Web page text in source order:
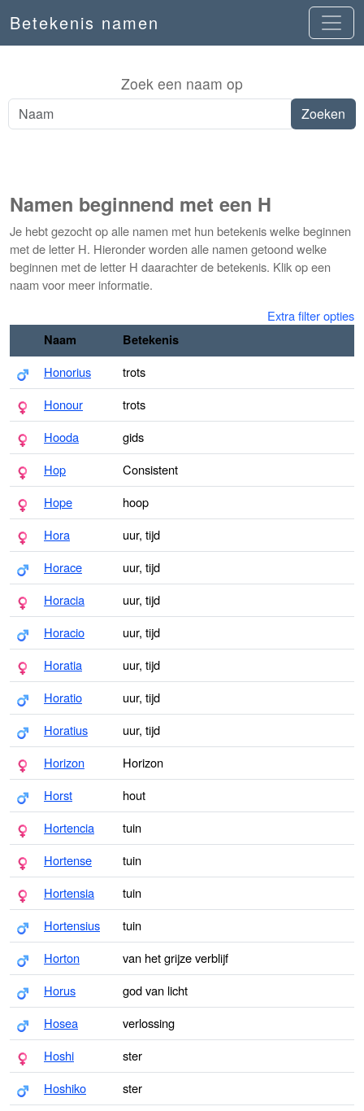
Betekenis namen
Zoek een naam op
Namen beginnend met een H
Je hebt gezocht op alle namen met hun betekenis welke beginnen
met de letter H. Hieronder worden alle namen getoond welke
beginnen met de letter H daarachter de betekenis. Klik op een
naam voor meer informatie.
Extra filter opties
Naam
Betekenis
Honorius
trots
Honour
trots
Hooda
gids
Hop
Consistent
Hope
hoop
Hora
uur, tijd
Horace
uur, tijd
Horacia
uur, tijd
Horacio
uur, tijd
Horatia
uur, tijd
Horatio
uur, tijd
Horatius
uur, tijd
Horizon
Horizon
Horst
hout
Hortencia
tuin
Hortense
tuin
Hortensia
tuin
Hortensius
tuin
Horton
van het grijze verblijf
Horus
god van licht
Hosea
verlossing
Hoshi
ster
Hoshiko
ster